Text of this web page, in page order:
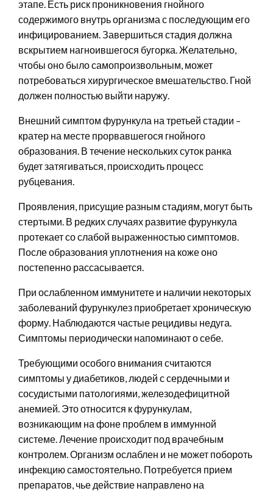
этапе. Есть риск проникновения гнойного
содержимого внутрь организма с последующим его
инфицированием. Завершиться стадия должна
вскрытием нагноившегося бугорка. Желательно,
чтобы оно было самопроизвольным, может
потребоваться хирургическое вмешательство. Гной
должен полностью выйти наружу.
Внешний симптом фурункула на третьей стадии –
кратер на месте прорвавшегося гнойного
образования. В течение нескольких суток ранка
будет затягиваться, происходить процесс
рубцевания.
Проявления, присущие разным стадиям, могут быть
стертыми. В редких случаях развитие фурункула
протекает со слабой выраженностью симптомов.
После образования уплотнения на коже оно
постепенно рассасывается.
При ослабленном иммунитете и наличии некоторых
заболеваний фурункулез приобретает хроническую
форму. Наблюдаются частые рецидивы недуга.
Симптомы периодически напоминают о себе.
Требующими особого внимания считаются
симптомы у диабетиков, людей с сердечными и
сосудистыми патологиями, железодефицитной
анемией. Это относится к фурункулам,
возникающим на фоне проблем в иммунной
системе. Лечение происходит под врачебным
контролем. Организм ослаблен и не может побороть
инфекцию самостоятельно. Потребуется прием
препаратов, чье действие направлено на